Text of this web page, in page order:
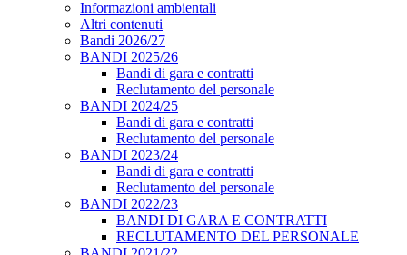
Informazioni ambientali
Altri contenuti
Bandi 2026/27
BANDI 2025/26
Bandi di gara e contratti
Reclutamento del personale
BANDI 2024/25
Bandi di gara e contratti
Reclutamento del personale
BANDI 2023/24
Bandi di gara e contratti
Reclutamento del personale
BANDI 2022/23
BANDI DI GARA E CONTRATTI
RECLUTAMENTO DEL PERSONALE